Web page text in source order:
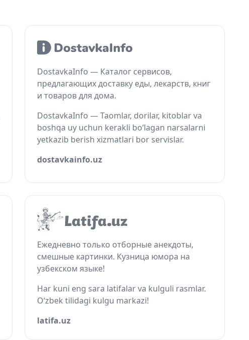
DostavkaInfo — Каталог сервисов,
предлагающих доставку еды, лекарств, книг
и товаров для дома.
DostavkaInfo — Taomlar, dorilar, kitoblar va
boshqa uy uchun kerakli bo‘lagan narsalarni
yetkazib berish xizmatlari bor servislar.
dostavkainfo.uz
Ежедневно только отборные анекдоты,
смешные картинки. Кузница юмора на
узбекском языке!
Har kuni eng sara latifalar va kulguli rasmlar.
O‘zbek tilidagi kulgu markazi!
latifa.uz